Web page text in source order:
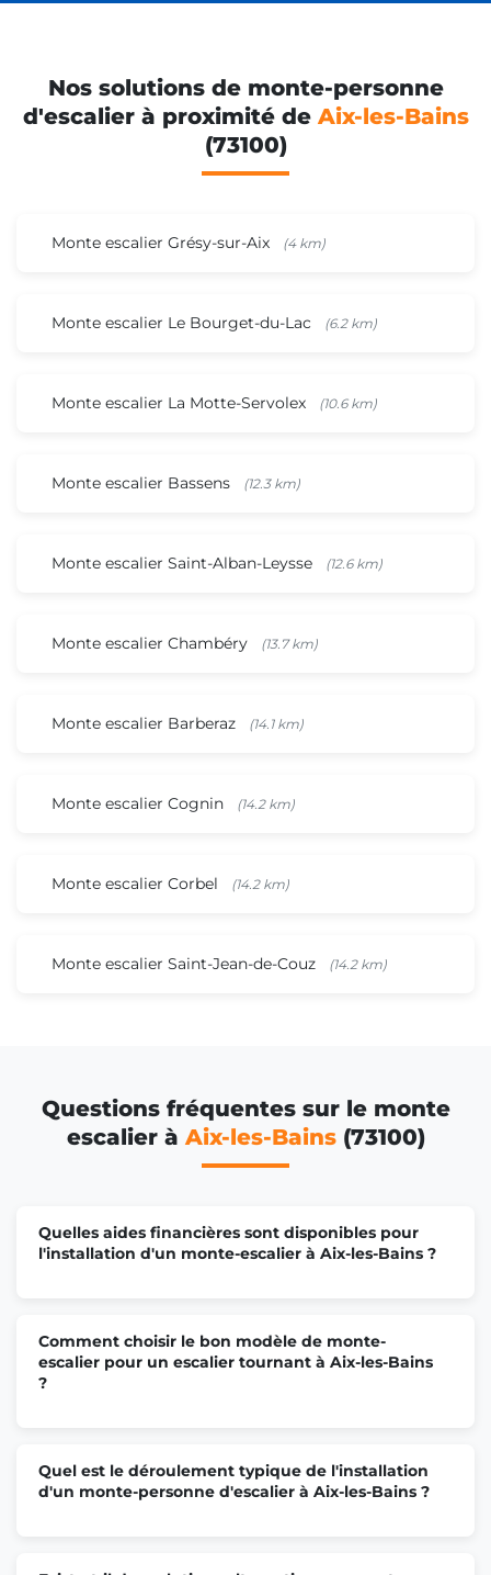
Nos solutions de monte-personne
d'escalier à proximité de Aix-les-Bains
(73100)
Monte escalier Grésy-sur-Aix (4 km)
Monte escalier Le Bourget-du-Lac (6.2 km)
Monte escalier La Motte-Servolex (10.6 km)
Monte escalier Bassens (12.3 km)
Monte escalier Saint-Alban-Leysse (12.6 km)
Monte escalier Chambéry (13.7 km)
Monte escalier Barberaz (14.1 km)
Monte escalier Cognin (14.2 km)
Monte escalier Corbel (14.2 km)
Monte escalier Saint-Jean-de-Couz (14.2 km)
Questions fréquentes sur le monte
escalier à Aix-les-Bains(73100)
Quelles aides financières sont disponibles pour
l'installation d'un monte-escalier à Aix-les-Bains ?
Comment choisir le bon modèle de monte-
escalier pour un escalier tournant à Aix-les-Bains
?
Quel est le déroulement typique de l'installation
d'un monte-personne d'escalier à Aix-les-Bains ?